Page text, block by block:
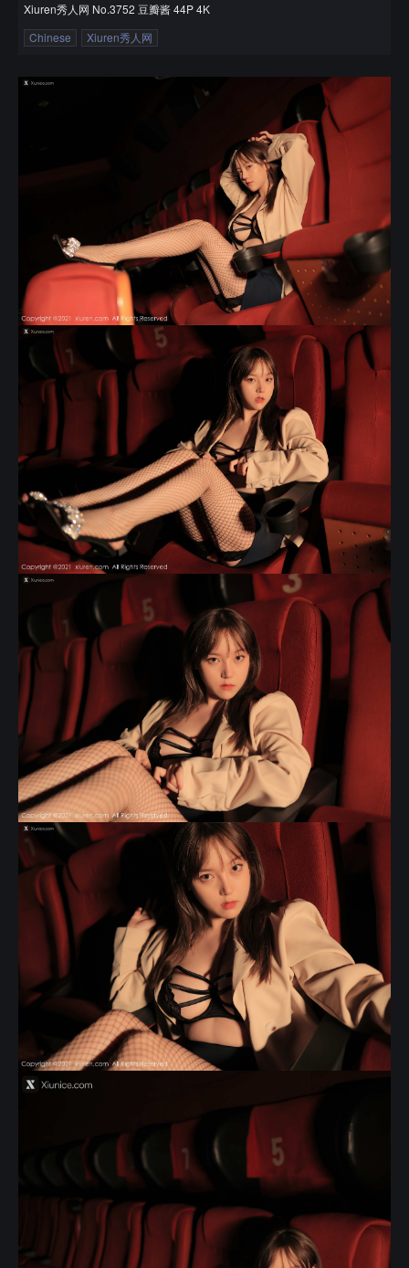
Xiuren秀人网 No.3752 豆瓣酱 44P 4K
Chinese
Xiuren秀人网